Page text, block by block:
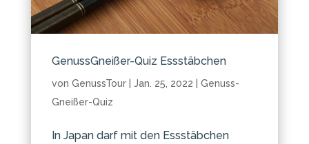
GenussGneißer-Quiz Essstäbchen
von GenussTour| Jan. 25, 2022
Genuss-
Gneißer-Quiz
In Japan darf mit den Essstäbchen